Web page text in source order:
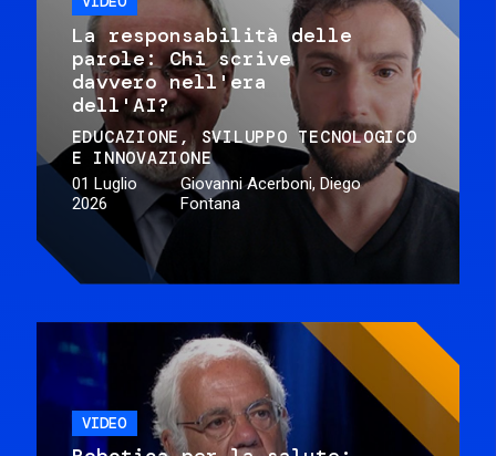
La responsabilità delle
parole: Chi scrive
davvero nell'era
dell'AI?
EDUCAZIONE
SVILUPPO TECNOLOGICO
E INNOVAZIONE
01 Luglio
2026
Giovanni Acerboni, Diego
Fontana
VIDEO